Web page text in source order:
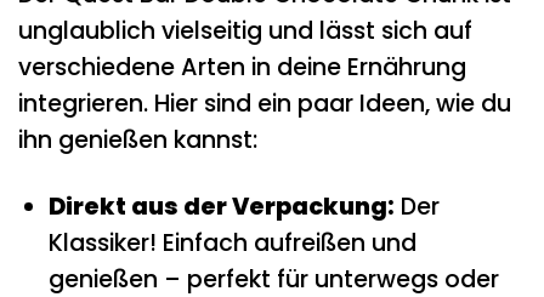
unglaublich vielseitig und lässt sich auf
verschiedene Arten in deine Ernährung
integrieren. Hier sind ein paar Ideen, wie du
ihn genießen kannst:
Direkt aus der Verpackung: Der
Klassiker! Einfach aufreißen und
genießen – perfekt für unterwegs oder